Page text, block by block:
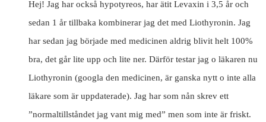
Hej! Jag har också hypotyreos, har ätit Levaxin i 3,5 år och
sedan 1 år tillbaka kombinerar jag det med Liothyronin. Jag
har sedan jag började med medicinen aldrig blivit helt 100%
bra, det går lite upp och lite ner. Därför testar jag o läkaren nu
Liothyronin (googla den medicinen, är ganska nytt o inte alla
läkare som är uppdaterade). Jag har som nån skrev ett
”normaltillståndet jag vant mig med” men som inte är friskt.